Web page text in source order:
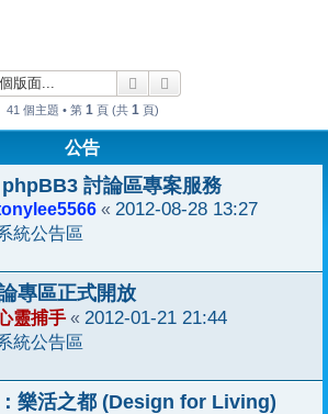
搜尋
41 個主題 • 第 1 頁 (共 1 頁)
公告
討論區專案服務
« 2012-08-28 13:27
統公告區
專區正式開放
靈捕手 « 2012-01-21 21:44
統公告區
樂活之都 (Design for Living)